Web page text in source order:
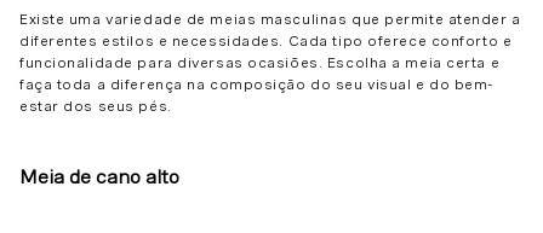
Existe uma variedade de meias masculinas que permite atender a
diferentes estilos e necessidades. Cada tipo oferece conforto e
funcionalidade para diversas ocasiões. Escolha a meia certa e
faça toda a diferença na composição do seu visual e do bem-
estar dos seus pés.
Meia de cano alto